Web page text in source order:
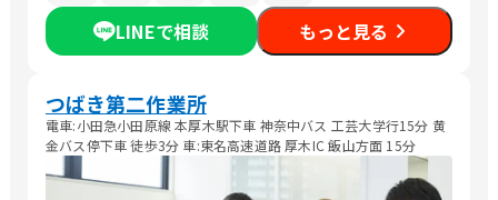
LINEで相談 もっと見る
つばき第二作業所
電車:小田急小田原線 本厚木駅下車 神奈中バス 工芸大学行15分 黄
金バス停下車 徒歩3分 車:東名高速道路 厚木IC 飯山方面 15分